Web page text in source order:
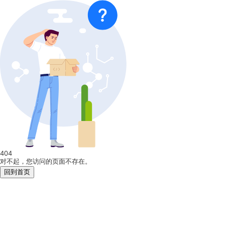
404
对不起，您访问的页面不存在。
回到首页